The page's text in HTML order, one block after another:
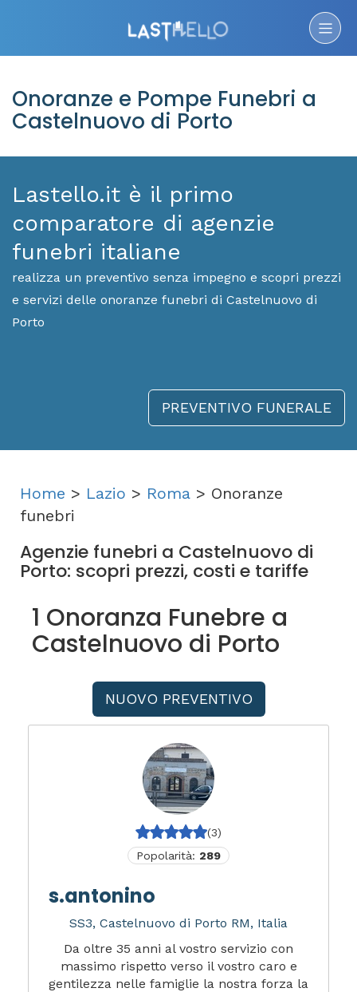
Onoranze e Pompe Funebri a
Castelnuovo di Porto
Lastello.it è il primo
comparatore di agenzie
funebri italiane
realizza un preventivo senza impegno e scopri prezzi
e servizi delle onoranze funebri di Castelnuovo di
Porto
PREVENTIVO FUNERALE
Home > Lazio > Roma > Onoranze
funebri
Agenzie funebri a Castelnuovo di
Porto: scopri prezzi, costi e tariffe
1 Onoranza Funebre a
Castelnuovo di Porto
NUOVO PREVENTIVO
(3)
Popolarità: 289
s.antonino
SS3, Castelnuovo di Porto RM, Italia
Da oltre 35 anni al vostro servizio con
massimo rispetto verso il vostro caro e
gentilezza nelle famiglie la nostra forza la